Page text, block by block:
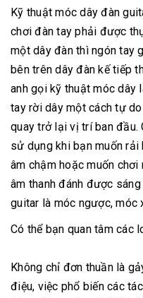
Kỹ thuật móc dây đàn
chơi đàn tay phải được
một dây đàn thì ngón tay
bên trên dây đàn kế tiếp
anh gọi kỹ thuật móc dây
tay rời dây một cách tự
quay trở lại vị trí ban đầu.
sử dụng khi bạn muốn rải
âm chậm hoặc muốn chơi
âm thanh đánh được
guitar là móc ngược, móc
Có thể bạn quan tâm các
Không chỉ đơn thuần là
điệu, việc phổ biến các